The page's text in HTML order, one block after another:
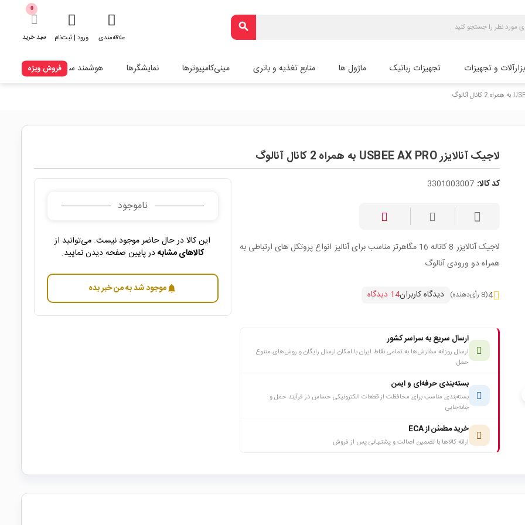
search
علاقه‌مندی ورود | ثبت‌نام
0
سبد خرید
و تجهیزات تجهیزات رباتیک ماژول ها منابع تغذیه و باتری مینی‌کامپیوترها نمایشگرها هوشمند سازیفروش ویژه
لاجیک آنالایزر USBEE AX PRO به همراه 2 کانال آنالوگ
کد کالا: 3301003007
لاجیک آنالایزر 8 کاناله 16 مگاهرتز مناسب برای آنالیز انواع پروتکل های ارتباطی به
همراه دو ورودی آنالوگ
4(8 رأی‌دهنده) دیدگاه کاربران14 دیدگاه
ارسال سریع به سراسر کشور
ارسال روزانه سفارش‌ها به تمامی نقاط ایران با امکان ارسال رایگان و روش‌های متنوع
حمل
بسته‌بندی حرفه‌ای و ایمن
بسته‌بندی مناسب برای محافظت از قطعات الکترونیکی حساس در فرآیند حمل و
جابه‌جایی
خرید مطمئن از ECA
ارائه کالاها با تضمین اصالت و پشتیبانی پس از فروش
ناموجود
این کالا در حال حاضر موجود نیست. می‌توانید از
کالاهای مشابهدر پایین صفحه دیدن نمایید.
notificationsموجود شد به من خبر بده